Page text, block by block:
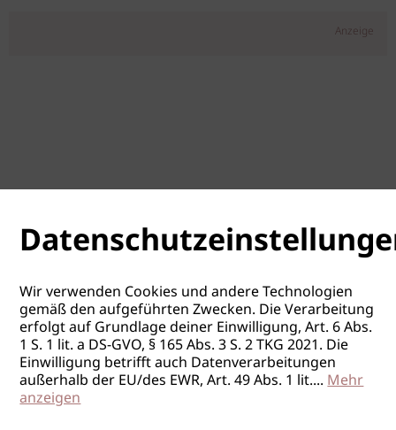
Anzeige
Wir verwenden Cookies und andere Technologien
gemäß den aufgeführten Zwecken. Die Verarbeitung
erfolgt auf Grundlage deiner Einwilligung, Art. 6 Abs.
1 S. 1 lit. a DS-GVO, § 165 Abs. 3 S. 2 TKG 2021. Die
Einwilligung betrifft auch Datenverarbeitungen
außerhalb der EU/des EWR, Art. 49 Abs. 1 lit....Mehr
anzeigen